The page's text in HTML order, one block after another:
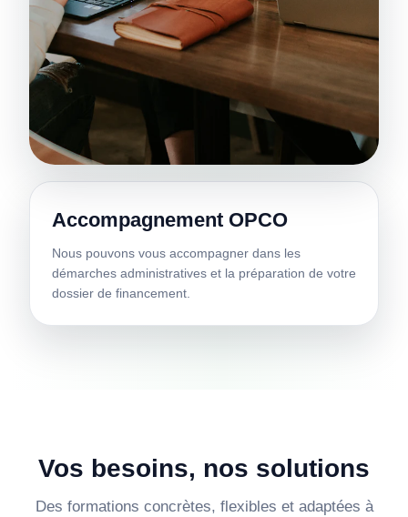
Accompagnement OPCO
Nous pouvons vous accompagner dans les
démarches administratives et la préparation de votre
dossier de financement.
Vos besoins, nos solutions
Des formations concrètes, flexibles et adaptées à